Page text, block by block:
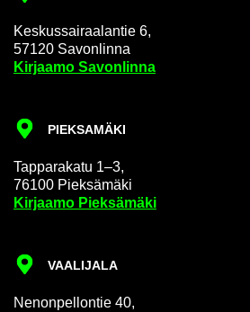
Kes­kus­sai­raa­lan­tie 6,
57120 Sa­von­lin­na
Kir­jaa­mo Sa­von­lin­na
PIEK­SA­MÄ­KI
Tap­pa­ra­ka­tu 1–3,
76100 Piek­sä­mä­ki
Kir­jaa­mo Piek­sä­mä­ki
VAA­LI­JA­LA
Ne­non­pel­lon­tie 40,